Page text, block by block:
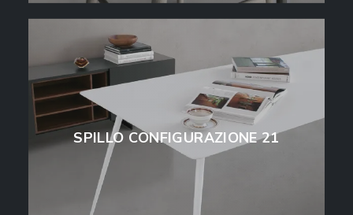
SPILLO CONFIGURAZIONE 21